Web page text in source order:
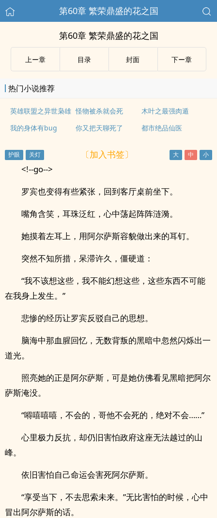
第60章 繁荣鼎盛的花之国
第60章 繁荣鼎盛的花之国
上ー章 目录 封面 下ー章
热门小说推荐
英雄联盟之异世枭雄 怪物被杀就会死
木叶之最强肉遁
我的身体有bug
你又把天聊死了 都市绝品仙医
〔加入书签〕
<!--go-->
罗宾也变得有些紧张，回到客厅桌前坐下。
嘴角含笑，耳珠泛红，心中荡起阵阵涟漪。
她摸着左耳上，用阿尔萨斯容貌做出来的耳钉。
突然不知所措，呆滞许久，僵硬道：
“我不该想这些，我不能幻想这些，这些东西不可能
在我身上发生。”
悲惨的经历让罗宾反驳自己的思想。
脑海中那血腥回忆，无数背叛的黑暗中忽然闪烁出一
道光。
照亮她的正是阿尔萨斯，可是她仿佛看见黑暗把阿尔
萨斯淹没。
“嘚嘻嘻嘻，不会的，哥他不会死的，绝对不会……”
心里极力反抗，却仍旧害怕政府这座无法越过的山
峰。
依旧害怕自己命运会害死阿尔萨斯。
“享受当下，不去思索未来。”无比害怕的时候，心中
冒出阿尔萨斯的话。